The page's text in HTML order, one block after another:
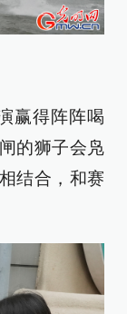
赢得阵阵喝
的狮子会凫
结合，和赛